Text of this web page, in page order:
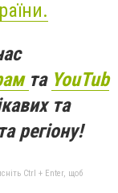
та YouTub
та
регіону!
Ctrl + Enter, щоб